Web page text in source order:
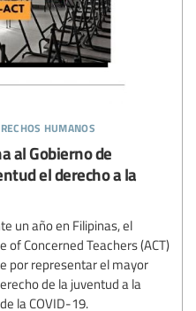
humanos
al Gobierno de
el derecho a la
un año en Filipinas, el
of Concerned Teachers (ACT)
por representar el mayor
de la juventud a la
la COVID-19.